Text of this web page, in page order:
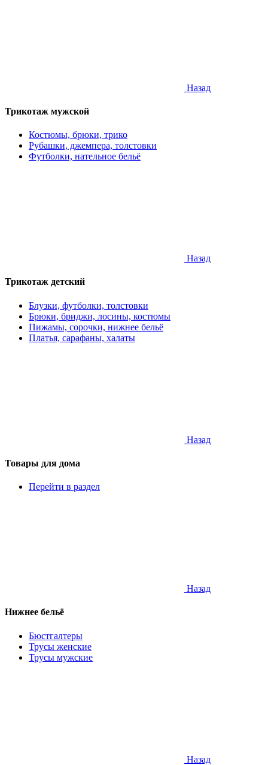
Назад
Трикотаж мужской
Костюмы, брюки, трико
Рубашки, джемпера, толстовки
Футболки, нательное бельё
Назад
Трикотаж детский
Блузки, футболки, толстовки
Брюки, бриджи, лосины, костюмы
Пижамы, сорочки, нижнее бельё
Платья, сарафаны, халаты
Назад
Товары для дома
Перейти в раздел
Назад
Нижнее бельё
Бюстгалтеры
Трусы женские
Трусы мужские
Назад